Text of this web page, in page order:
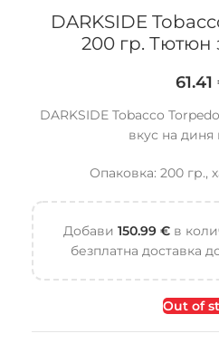
DARKSIDE
200 гр. Тютюн
61.41
DARKSIDE Tobacco
вкус на
Опаковка: 200 гр.,
Добави 150.99 €в
безплатна доставка
Out of